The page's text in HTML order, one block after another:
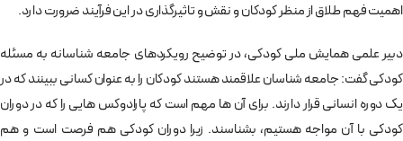
اهمیت فهم طلاق از منظر کودکان و نقش و تاثیرگذاری در این فرآیند ضرورت دارد.
دبیر علمی همایش ملی کودکی، در توضیح رویکردهای جامعه شناسانه به مسئله
کودکی گفت: جامعه شناسان علاقمند هستند کودکان را به عنوان کسانی ببینند که در
یک دوره انسانی قرار دارند. برای آن ها مهم است که پارادوکس هایی را که در دوران
کودکی با آن مواجه هستیم، بشناسند. زیرا دوران کودکی هم فرصت است و هم